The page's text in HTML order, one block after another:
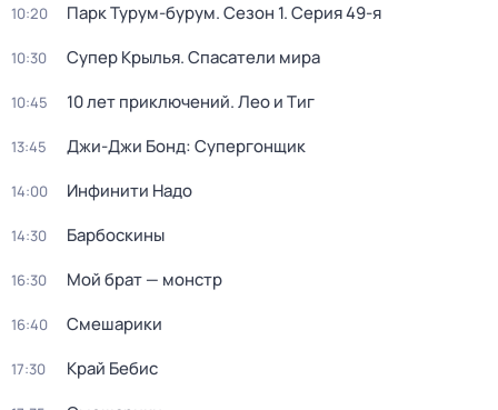
10:20 Парк Турум-бурум. Сезон 1. Серия 49-я
10:30 Супер Крылья. Спасатели мира
10:45 10 лет приключений. Лео и Тиг
13:45 Джи-Джи Бонд: Супергонщик
14:00 Инфинити Надо
14:30 Барбоскины
16:30 Мой брат — монстр
16:40 Смешарики
17:30 Край Бебис